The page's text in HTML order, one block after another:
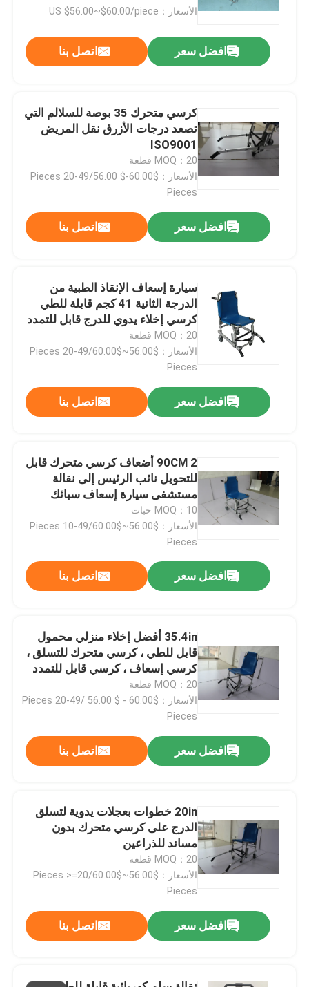
المنزل
فيديوهات
جولة في المصنع
اتصل بنا
القضايا
اطلب اقتباس
الأسعار：US $56.00~$60.00/piece
افضل سعر اتصل بنا
كرسي متحرك 35 بوصة للسلالم التي
تصعد درجات الأزرق نقل المريض
ISO9001
MOQ：20 قطعة
الأسعار：$60.00-$ 56.00/Pieces 20-49
Pieces
افضل سعر اتصل بنا
سيارة إسعاف الإنقاذ الطبية من
الدرجة الثانية 41 كجم قابلة للطي
كرسي إخلاء يدوي للدرج قابل للتمدد
90 × 17 × 59 سم
MOQ：20 قطعة
الأسعار：$56.00~$60.00/Pieces 20-49
Pieces
افضل سعر اتصل بنا
90CM 2 أضعاف كرسي متحرك قابل
للتحويل نائب الرئيس إلى نقالة
مستشفى سيارة إسعاف سبائك
الألومنيوم
MOQ：10 حبات
الأسعار：$56.00~$60.00/Pieces 10-49
Pieces
افضل سعر اتصل بنا
35.4in أفضل إخلاء منزلي محمول
قابل للطي ، كرسي متحرك للتسلق ،
كرسي إسعاف ، كرسي قابل للتمدد
MOQ：20 قطعة
الأسعار：$60.00 - $ 56.00 /Pieces 20-49
Pieces
افضل سعر اتصل بنا
20in خطوات بعجلات يدوية لتسلق
الدرج على كرسي متحرك بدون
مساند للذراعين
MOQ：20 قطعة
الأسعار：$56.00~$60.00/Pieces >=20
Pieces
افضل سعر اتصل بنا